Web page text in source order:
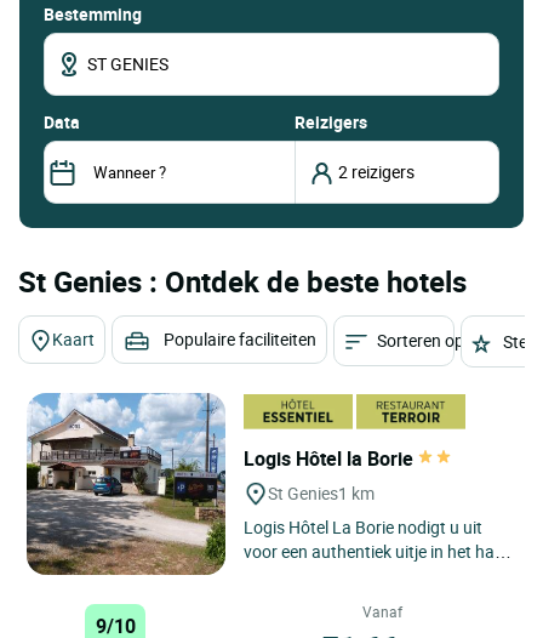
Bestemming
data Reizigers
St Genies : Ontdek de beste hotels
Kaart Populaire faciliteiten Sorteren op
Logis Hôtel la Borie
St Genies1 km
Logis Hôtel La Borie nodigt u uit
voor een authentiek uitje in het hart
9/10
Vanaf